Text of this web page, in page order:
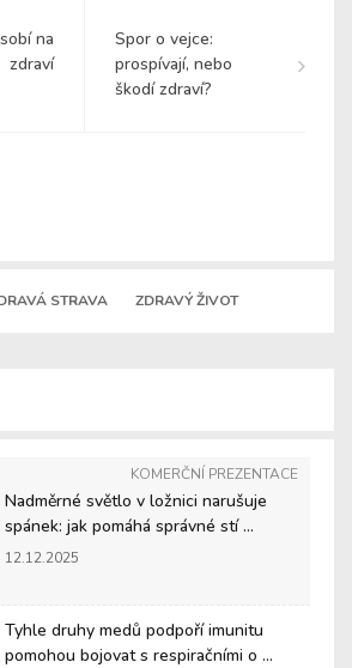
na
zdraví
Spor o vejce:
prospívají, nebo
škodí zdraví?
STRAVA ZDRAVÝ ŽIVOT
KOMERČNÍ PREZENTACE
Nadměrné světlo v ložnici narušuje
spánek: jak pomáhá správné stí ...
12.12.2025
Tyhle druhy medů podpoří imunitu
pomohou bojovat s respiračními o ...